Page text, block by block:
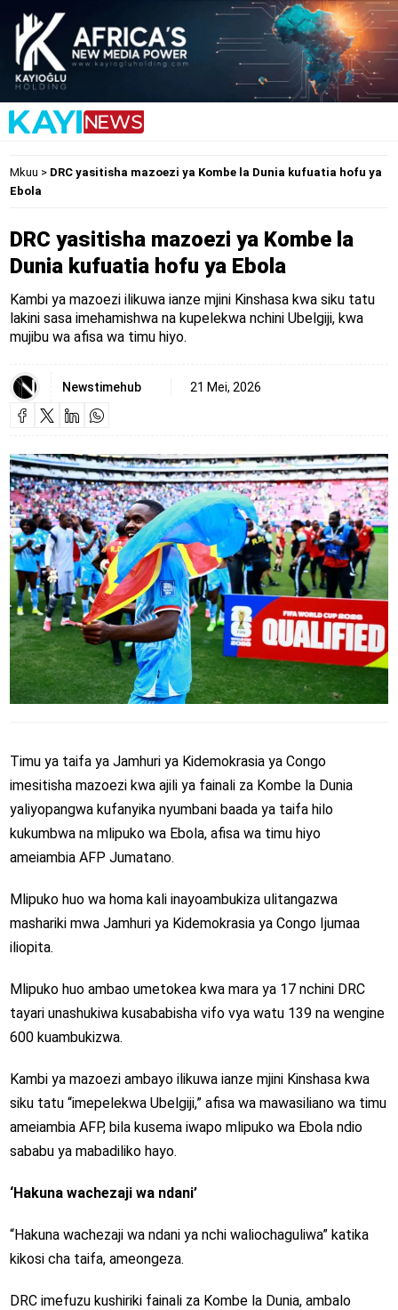
Mkuu > DRC yasitisha mazoezi ya Kombe la Dunia kufuatia hofu ya
Ebola
DRC yasitisha mazoezi ya Kombe la
Dunia kufuatia hofu ya Ebola
Kambi ya mazoezi ilikuwa ianze mjini Kinshasa kwa siku tatu
lakini sasa imehamishwa na kupelekwa nchini Ubelgiji, kwa
mujibu wa afisa wa timu hiyo.
Newstimehub 21 Mei, 2026
Timu ya taifa ya Jamhuri ya Kidemokrasia ya Congo
imesitisha mazoezi kwa ajili ya fainali za Kombe la Dunia
yaliyopangwa kufanyika nyumbani baada ya taifa hilo
kukumbwa na mlipuko wa Ebola, afisa wa timu hiyo
ameiambia AFP Jumatano.
Mlipuko huo wa homa kali inayoambukiza ulitangazwa
mashariki mwa Jamhuri ya Kidemokrasia ya Congo Ijumaa
iliopita.
Mlipuko huo ambao umetokea kwa mara ya 17 nchini DRC
tayari unashukiwa kusababisha vifo vya watu 139 na wengine
600 kuambukizwa.
Kambi ya mazoezi ambayo ilikuwa ianze mjini Kinshasa kwa
siku tatu “imepelekwa Ubelgiji,” afisa wa mawasiliano wa timu
ameiambia AFP, bila kusema iwapo mlipuko wa Ebola ndio
sababu ya mabadiliko hayo.
‘Hakuna wachezaji wa ndani’
“Hakuna wachezaji wa ndani ya nchi waliochaguliwa” katika
kikosi cha taifa, ameongeza.
DRC imefuzu kushiriki fainali za Kombe la Dunia, ambalo